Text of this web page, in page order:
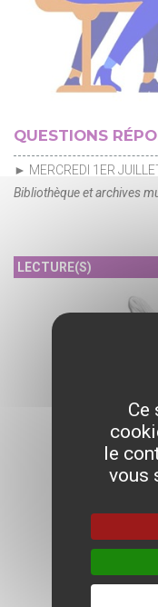
QUESTIONS
► MERCREDI 1ER
Bibliothèque et archives
LECTURE(S)
Ce
le
vous